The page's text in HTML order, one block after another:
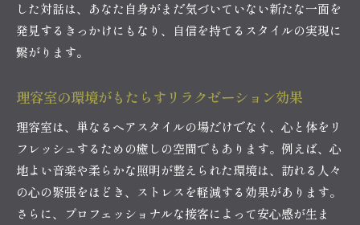
理容師の情熱が生み出す卓越したスタイル
お客様の期待を超えるスタイル提案
理容室のプロフェッショナルが追求する技術
理容室の情熱が生む新たなスタイリング
理容室がもたらす自信とスタイルの革新
新しいスタイルで広がる自信と可能性
理容室のアプローチが生む革新的なスタイル
した対話は、あなた自身がまだ気づいていない新たな一面を
発見するきっかけにもなり、自信を持てるスタイルの実現に
繋がります。
理容室の環境がもたらすリラクゼーション効果
理容室は、単なるヘアスタイルの場だけでなく、心と体をリ
フレッシュするための癒しの空間でもあります。例えば、心
地よい音楽や柔らかな照明が整えられた環境は、訪れる人々
の心の緊張をほどき、ストレスを軽減する効果があります。
さらに、プロフェッショナルな接客によって安心感が生ま